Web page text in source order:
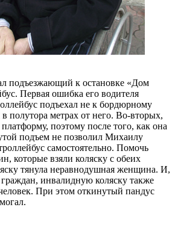
подъезжающий к остановке «Дом
Первая ошибка его водителя
подъехал не к бордюрному
полутора метрах от него. Во-вторых,
поэтому после того, как она
подъем не позволил Михаилу
самостоятельно. Помочь
которые взяли коляску с обеих
тянула неравнодушная женщина. И,
инвалидную коляску также
При этом откинутый пандус